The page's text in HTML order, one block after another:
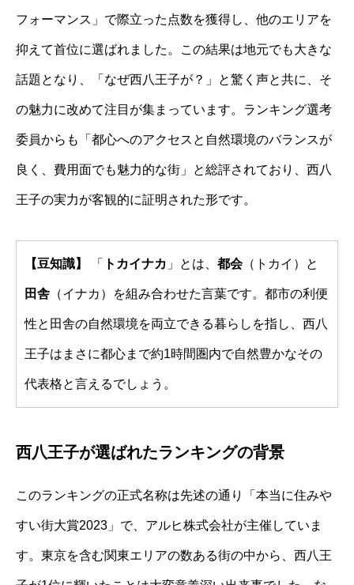
フォーマンス」で際立った点数を獲得し、他のエリアを
抑えて首位に選ばれました。この結果は地元でも大きな
話題となり、「なぜ西八王子が？」と驚く声と共に、そ
の魅力に改めて注目が集まっています。ランキング選考
委員からも「都心へのアクセスと自然環境のバランスが
良く、費用面でも魅力的な街」と総評されており、西八
王子の実力が客観的に証明された形です。
【豆知識】 「 トカイナカ 」とは、 都会（トカイ）と
田舎 （イナカ）を組み合わせた言葉です。都市の利便
性と田舎の自然環境を両立できる暮らしを指し、西八
王子はまさに都心まで約1時間圏内で自然豊かなその
代表格と言えるでしょう。
西八王子が選ばれたランキングの背景
このランキングの正式名称は先述の通り「本当に住みや
すい街大賞2023」で、アルヒ株式会社が主催していま
す。東京を含む関東エリアの数ある街の中から、西八王